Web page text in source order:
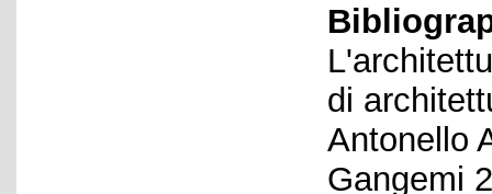
di
Antonello
Gangemi